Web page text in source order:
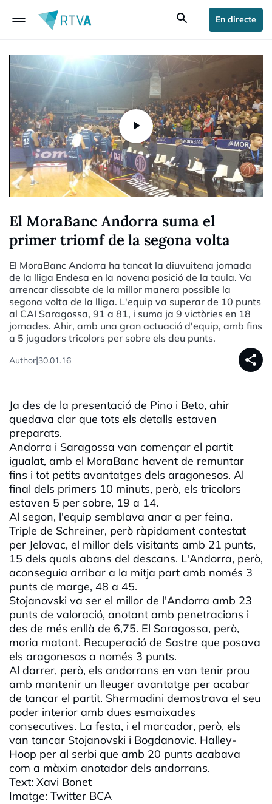
drag_handle search En directe
El MoraBanc Andorra suma el
primer triomf de la segona volta
El MoraBanc Andorra ha tancat la diuvuitena jornada
de la lliga Endesa en la novena posició de la taula. Va
arrencar dissabte de la millor manera possible la
segona volta de la lliga. L'equip va superar de 10 punts
al CAI Saragossa, 91 a 81, i suma ja 9 victòries en 18
jornades. Ahir, amb una gran actuació d'equip, amb fins
a 5 jugadors tricolors per sobre els deu punts.
Author|30.01.16 share
Ja des de la presentació de Pino i Beto, ahir
quedava clar que tots els detalls estaven
preparats.
Andorra i Saragossa van començar el partit
igualat, amb el MoraBanc havent de remuntar
fins i tot petits avantatges dels aragonesos. Al
final dels primers 10 minuts, però, els tricolors
estaven 5 per sobre, 19 a 14.
Al segon, l'equip semblava anar a per feina.
Triple de Schreiner, però ràpidament contestat
per Jelovac, el millor dels visitants amb 21 punts,
15 dels quals abans del descans. L'Andorra, però,
aconseguia arribar a la mitja part amb només 3
punts de marge, 48 a 45.
Stojanovski va ser el millor de l'Andorra amb 23
punts de valoració, anotant amb penetracions i
des de més enllà de 6,75. El Saragossa, però,
moria matant. Recuperació de Sastre que posava
els aragonesos a només 3 punts.
Al darrer, però, els andorrans en van tenir prou
amb mantenir un lleuger avantatge per acabar
de tancar el partit. Shermadini demostrava el seu
poder interior amb dues esmaixades
consecutives. La festa, i el marcador, però, els
van tancar Stojanovski i Bogdanovic. Halley-
Hoop per al serbi que amb 20 punts acabava
com a màxim anotador dels andorrans.
Text: Xavi Bonet
Imatge: Twitter BCA